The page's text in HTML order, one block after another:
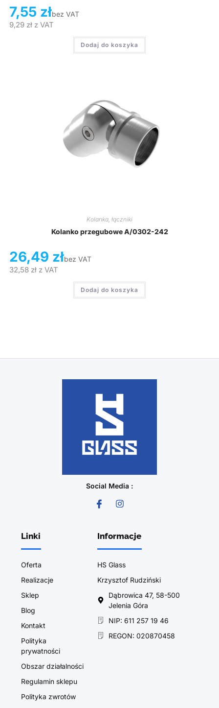
7,55 złbez VAT
9,29 złz VAT
Dodaj do koszyka
Kolanka, łączniki
Kolanko przegubowe A/0302-242
26,49 złbez VAT
32,58 złz VAT
Dodaj do koszyka
Social Media :
Linki
Oferta
Realizacje
Sklep
Blog
Kontakt
Polityka
prywatności
Obszar działalności
Regulamin sklepu
Polityka zwrotów
Informacje
HS Glass
Krzysztof Rudziński
Dąbrowica 47, 58-500
Jelenia Góra
NIP: 611 257 19 46
REGON: 020870458